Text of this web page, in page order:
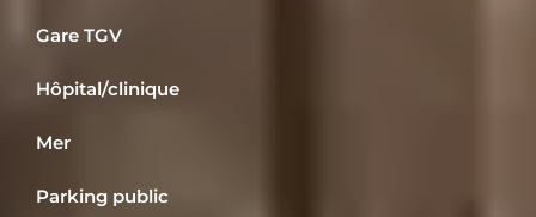
Gare TGV
Hôpital/clinique
Mer
Parking public